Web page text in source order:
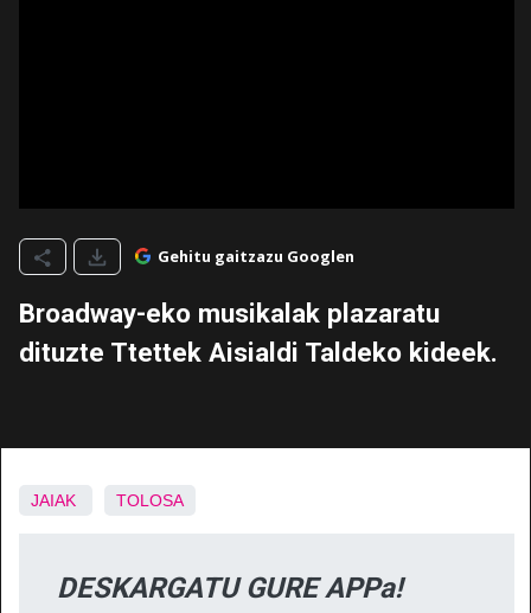
Gehitu gaitzazu Googlen
Broadway-eko musikalak plazaratu
dituzte Ttettek Aisialdi Taldeko kideek.
JAIAK TOLOSA
DESKARGATU GURE APPa!